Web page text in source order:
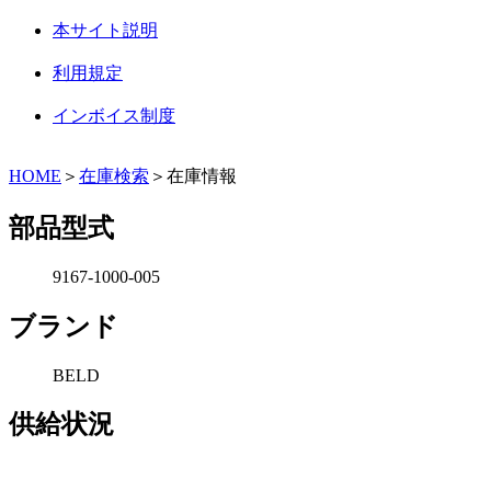
本サイト説明
利用規定
インボイス制度
HOME ＞ 在庫検索 ＞在庫情報
部品型式
9167-1000-005
ブランド
BELD
供給状況